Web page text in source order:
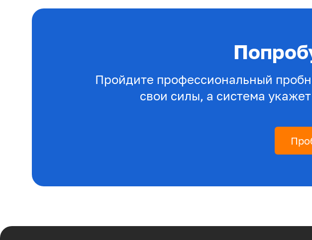
Пройдите профессиональный
свои силы, а система